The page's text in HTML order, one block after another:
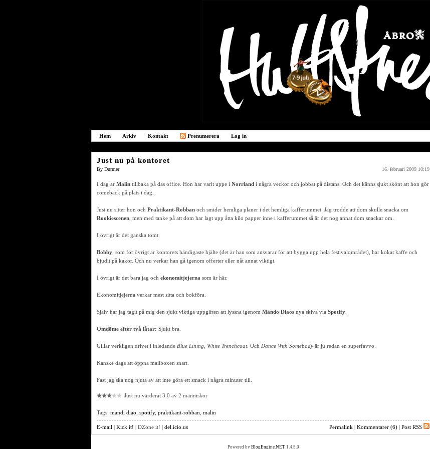
Hem Arkiv Kontakt Prenumerera Log in
Just nu på kontoret
By Durmer 16. februari 2009 10:19
I dag är Malin tillbaka på das office. Hon har varit uppe i Norrland i några veckor och jobbat på distans. Och det känns sjukt skönt att hon gör
comeback på plats i dag.
Just nu sitter hon och Praktikant-Robban och smider hemliga planer i det hemliga kafferummet. Jag trodde att dom skulle snacka om
Rookiescenen , men med tanke på att dom har lagt upp åtta kilo papper inne i kafferummet så är det nog annat dom snackar om.
I övrigt är det ganska tomt.
Bobby , som för övrigt är kontorets händigaste hjälte (det är han som ansvarar för att bygga upp hela festivalområdet), har kokat kaffe och
bjudit på kakor. Och nu verkar han gå igenom offerter eller nåt annat viktigt.
I övrigt är det bara jag och ekonomitjejerna som är här.
Ekonomitjejerna verkar mest sitta och bokföra.
Själv har jag tagit på mig den sjukt viktiga uppgiften att lyssna igenom Mando Diaos nya skiva via Spotify
Omdöme efter två låtar: Sjukt bra.
Gillar verkligen drivet i inledande Blue Lining, White Trenchcoat . Och Dance With Somebody är ju redan en superfavvo.
Kanske dags att öppna mailboxen snart.
Fast jag ska nog njuta av att inte göra ett smack i några minuter till.
Just nu värderat 3.0 av 2 människor
Tags: mandi diao spotify, praktikant-robban malin
E-mail | Kick it! | DZone it! | del.icio.us Permalink | Kommentarer (6) | Post RSS
Powered by BlogEngine.NET1.4.5.0